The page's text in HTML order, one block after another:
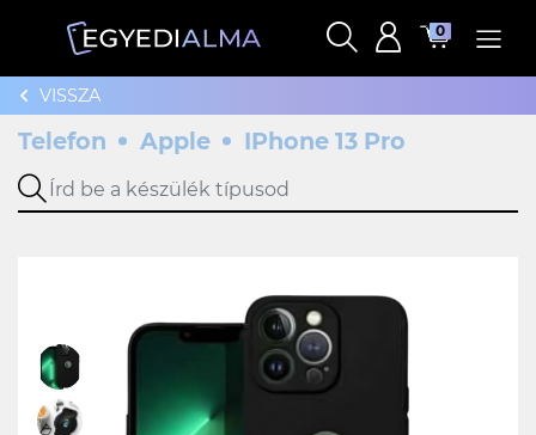
0
VISSZA
Telefon Apple IPhone 13 Pro